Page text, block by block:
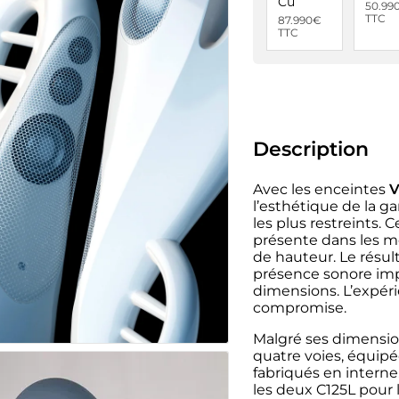
87.990€
TTC
TTC
Description
Avec les enceintes
l’esthétique de la
les plus restreints.
présente dans les
de hauteur. Le
présence sonore
dimensions.
compromise.
Malgré ses
quatre voies,
fabriqués en
les deux C125L